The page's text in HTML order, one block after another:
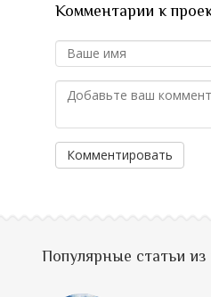
Комментарии к
Комментировать
Популярные статьи